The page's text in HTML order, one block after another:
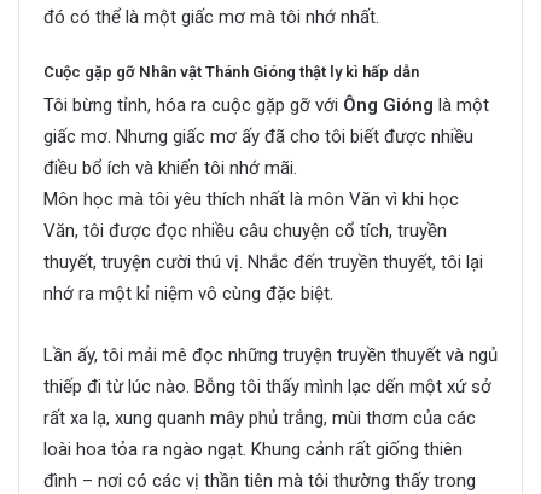
đó có thể là một giấc mơ mà tôi nhớ nhất.
Cuộc gặp gỡ Nhân vật Thánh Gióng thật ly kì hấp dẫn
Tôi bừng tỉnh, hóa ra cuộc gặp gỡ với Ông Gióng là một
giấc mơ. Nhưng giấc mơ ấy đã cho tôi biết được nhiều
điều bổ ích và khiến tôi nhớ mãi.
Môn học mà tôi yêu thích nhất là môn Văn vì khi học
Văn, tôi được đọc nhiều câu chuyện cổ tích, truyền
thuyết, truyện cười thú vị. Nhắc đến truyền thuyết, tôi lại
nhớ ra một kỉ niệm vô cùng đặc biệt.
Lần ấy, tôi mải mê đọc những truyện truyền thuyết và ngủ
thiếp đi từ lúc nào. Bỗng tôi thấy mình lạc dến một xứ sở
rất xa lạ, xung quanh mây phủ trắng, mùi thơm của các
loài hoa tỏa ra ngào ngạt. Khung cảnh rất giống thiên
đình – nơi có các vị thần tiên mà tôi thường thấy trong